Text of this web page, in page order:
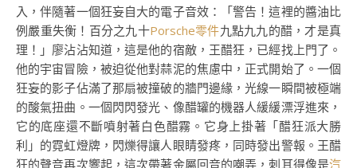
入，伴隨著一個狂妄自大的電子音效：「警告！這裡的醬油比
例嚴重失衡！百分之九十Porsche零件九點九九的醋，才是真
理！」廖沾沾知道，這是他的宿敵，王醋狂，已經找上門了。
他的宇宙冒險，被迫從他對蒜泥的焦慮中，正式開始了。一個
狂妄的影子佔滿了那扇被撞破的牆門邊緣，光線一瞬間被極端
的酸氣扭曲。一個閃閃發光、像醋罐的機器人緩緩漂浮進來，
它的底座還不斷噴射著白色醋霧。它身上掛著「醋狂派大勝
利」的霓虹燈牌，閃爍得讓人眼睛發疼，同時發出警報。王醋
狂的聲音再次響起，這次帶著金屬回音的嘲弄，刺耳得像是汽